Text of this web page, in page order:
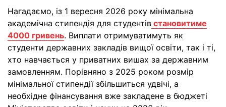
Нагадаємо, із 1 вересня 2026 року мінімальна
академічна стипендія для студентів становитиме
4000 гривень. Виплати отримуватимуть як
студенти державних закладів вищої освіти, так і ті,
хто навчається у приватних вишах за державним
замовленням. Порівняно з 2025 роком розмір
мінімальної стипендії збільшиться удвічі, а
необхідне фінансування вже закладене в бюджеті